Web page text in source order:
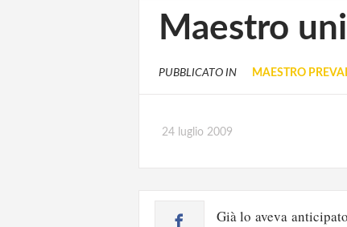
Maestro
PUBBLICATO IN MAESTRO
24 luglio 2009
Già lo aveva